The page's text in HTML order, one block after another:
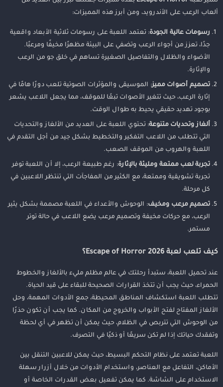
ألعاب الرعب على الأندرويد، ومن أبرز هذه المميزات:
رسومات عالية الجودة: تعتمد اللعبة على رسومات ثلاثية الأبعاد واقعية
جدًا، تعزز من أجواء الرعب وتضفي على البيئة مظهرًا مخيفًا ومرعبًا.
الأضواء والظلال والتفاصيل الصغيرة تساهم في خلق جو من الرعب
والإثارة.
تصميم أصوات مميز: الموسيقى والمؤثرات الصوتية تلعب دورًا هامًا في
إثارة الرعب، حيث تتغير الأصوات تبعًا للموقف، مما يجعل اللاعب يشعر
بوجود تهديد حقيقي يحيط به طوال الوقت.
ألغاز وتحديات متنوعة: تحتوي اللعبة على العديد من الألغاز والتحديات
التي تتطلب من اللاعب التفكير والتخطيط بشكل جيد من أجل التقدم في
اللعبة والهروب من الموقف الصعب.
تجربة لعب ممتعة ومليئة بالإثارة: رغم طبيعة الرعب، إلا أن اللعبة توفر
تجربة تشويقية وممتعة، مع الكثير من المفاجآت التي تنتظر اللاعبين في
كل مرحلة.
تصميم مرعب ومخيف: الوحوش والأعداء في اللعبة مصممة بشكل يثير
الرعب، مع حركات مخيفة وتصميم مرعب يضع اللاعب في حالة توتر
مستمر.
كيف تلعب لعبة Escape of Horror 2026؟
عند تحميل اللعبة، ستبدأ رحلتك في عالم مظلم مليء بالألغاز والخطوط
الحمراء، حيث يجب أن تتخذ القرارات الصحيحة للبقاء على قيد الحياة.
تتطلب اللعبة استكشاف المناطق المحيطة، جمع الأدوات المهمة، وحل
الألغاز المفتاح لفتح الأبواب والخروج من المكان. كما يجب أن تكون حذرًا
من الوحوش التي تتربص في الظلام، حيث يمكن أن تظهر في أي لحظة
وتفقدك حياتك إذا لم تكن سريعًا أو ذكيًا في التصرف.
اللعبة تعتمد على نظام التحكم البسيط، حيث يمكن للاعبين التنقل بين
الأماكن، التفاعل مع العناصر، واستخدام الأدوات من خلال أزرار سهلة
الاستخدام على الشاشة. كما يمكن تفعيل بعض القدرات الخاصة أو